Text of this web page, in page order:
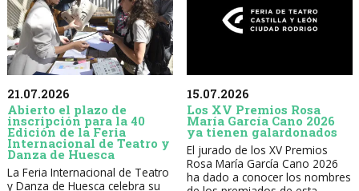
21.07.2026
Abierto el plazo de
inscripción para la 40
Edición de la Feria
Internacional de Teatro y
Danza de Huesca
La Feria Internacional de Teatro
y Danza de Huesca celebra su
15.07.2026
Los XV Premios Rosa
María García Cano 2026
ya tienen galardonados
El jurado de los XV Premios
Rosa María García Cano 2026
ha dado a conocer los nombres